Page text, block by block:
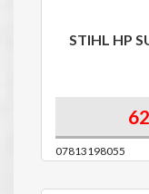
STIHL HP
07813198055